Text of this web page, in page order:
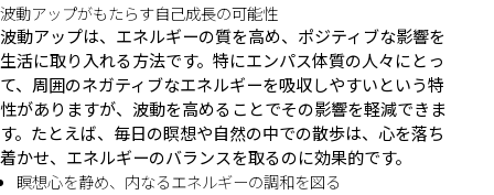
波動アップがもたらす自己成長の可能性
波動アップは、エネルギーの質を高め、ポジティブな影響を
生活に取り入れる方法です。特にエンパス体質の人々にとっ
て、周囲のネガティブなエネルギーを吸収しやすいという特
性がありますが、波動を高めることでその影響を軽減できま
す。たとえば、毎日の瞑想や自然の中での散歩は、心を落ち
着かせ、エネルギーのバランスを取るのに効果的です。
瞑想心を静め、内なるエネルギーの調和を図る